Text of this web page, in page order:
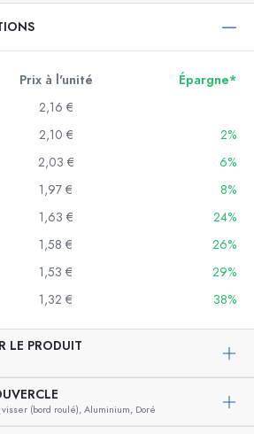
Prix à l'unité
Épargne*
2,16 €
2,10 €
2%
2,03 €
6%
1,97 €
8%
1,63 €
24%
1,58 €
26%
1,53 €
29%
1,32 € 38%
LE PRODUIT
visser (bord roulé), Aluminium, Doré